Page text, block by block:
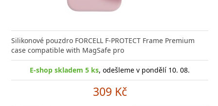
Silikonové pouzdro FORCELL F-PROTECT Frame Premium
case compatible with MagSafe pro
E-shop skladem 5 ks, odešleme v pondělí 10. 08.
309 Kč
FIXED zajistí rychlé a bezpečné nabíjení
moderního smartphonu,
skladem > 10 ks, odešleme v pondělí 10. 08. E-
značky Baseus Cafule Series Metal. Kabel
přenášet data z mobilních
skladem > 10 ks, odešleme v pondělí 10. 08.
Datový